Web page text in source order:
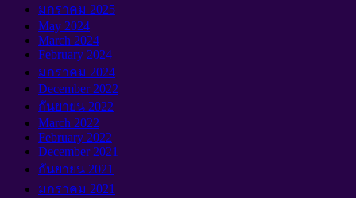
มกราคม 2025
May 2024
March 2024
February 2024
มกราคม 2024
December2022
กันยายน 2022
March 2022
February 2022
December2021
กันยายน 2021
มกราคม 2021